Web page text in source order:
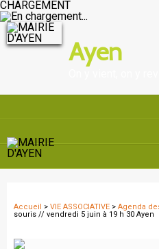
CHARGEMENT
Ayen
Accueil > VIE ASSOCIATIVE > Agenda
souris // vendredi 5 juin à 19 h 30 Ayen